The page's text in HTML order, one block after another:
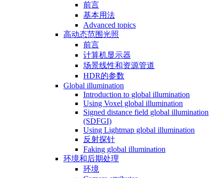
前言
基本用法
Advanced topics
高动态范围光照
前言
计算机显示器
场景线性和资源管道
HDR的参数
Global illumination
Introduction to global illumination
Using Voxel global illumination
Signed distance field global illumination
(SDFGI)
Using Lightmap global illumination
反射探针
Faking global illumination
环境和后期处理
环境